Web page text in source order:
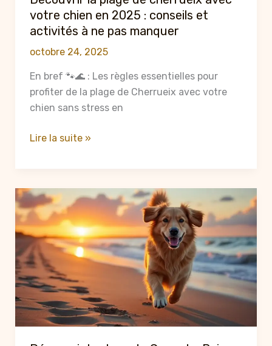
2025
votre chien en 2025 : conseils et
activités à ne pas manquer
octobre 24, 2025
En bref 🐾🌊 : Les règles essentielles pour
profiter de la plage de Cherrueix avec votre
chien sans stress en
Découvrir
cherrueix
avec
votre
chien
en
2025
:
conseils
et
activités
Lire la suite »